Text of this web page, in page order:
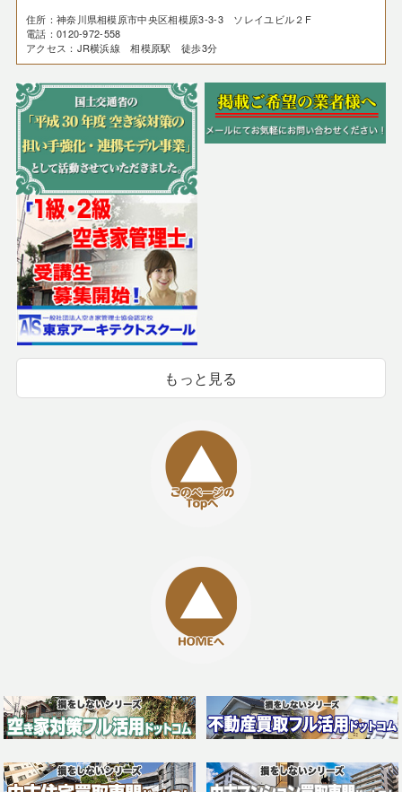
住所：神奈川県相模原市中央区相模原3-3-3 ソレイユビル２F
電話：0120-972-558
アクセス：JR横浜線 相模原駅 徒歩3分
もっと見る